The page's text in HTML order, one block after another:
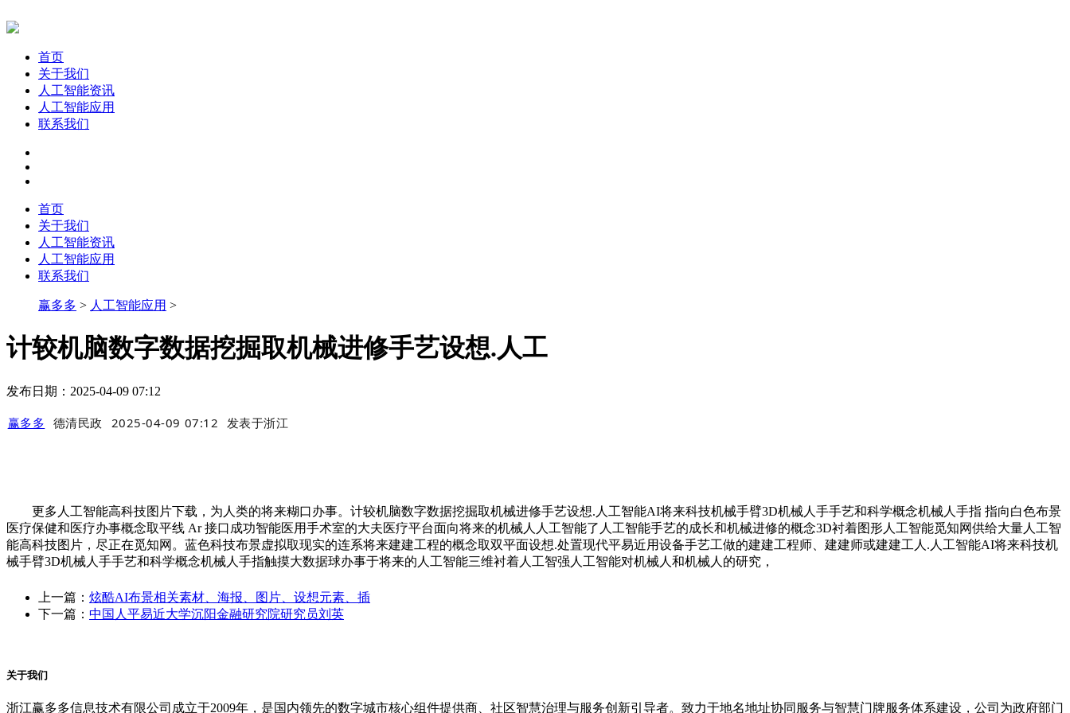
首页
关于我们
人工智能资讯
人工智能应用
联系我们
首页
关于我们
人工智能资讯
人工智能应用
联系我们
赢多多 > 人工智能应用 >
计较机脑数字数据挖掘取机械进修手艺设想.人工
发布日期：2025-04-09 07:12
赢多多 德清民政 2025-04-09 07:12 发表于浙江
更多人工智能高科技图片下载，为人类的将来糊口办事。计较机脑数字数据挖掘取机械进修手艺设想.人工智能AI将来科技机械手臂3D机械人手手艺和科学概念机械人手指 指向白色布景
医疗保健和医疗办事概念取平线 Ar 接口成功智能医用手术室的大夫医疗平台面向将来的机械人人工智能了人工智能手艺的成长和机械进修的概念3D衬着图形人工智能觅知网供给大量人工智
能高科技图片，尽正在觅知网。蓝色科技布景虚拟取现实的连系将来建建工程的概念取双平面设想.处置现代平易近用设备手艺工做的建建工程师、建建师或建建工人.人工智能AI将来科技机
械手臂3D机械人手手艺和科学概念机械人手指触摸大数据球办事于将来的人工智能三维衬着人工智强人工智能对机械人和机械人的研究，
上一篇： 炫酷AI布景相关素材、海报、图片、设想元素、插
下一篇： 中国人平易近大学沉阳金融研究院研究员刘英
关于我们
浙江赢多多信息技术有限公司成立于2009年，是国内领先的数字城市核心组件提供商、社区智慧治理与服务创新引导者。致力于地名地址协同服务与智慧门牌服务体系建设，公司为政府部门